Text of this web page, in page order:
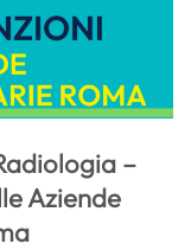
–
Aziende